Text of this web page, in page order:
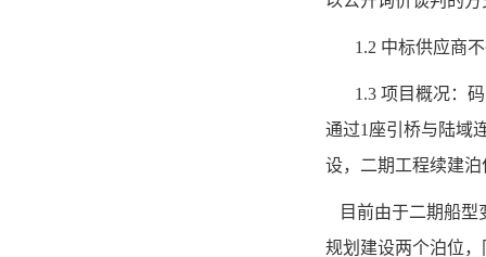
1.2 中标供应商
1.3 项目概况：
通过1 座引桥与陆域
设，二期工程续建泊
目前由于二期船
规划建设两个泊位